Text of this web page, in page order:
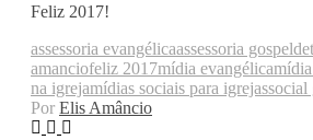
Feliz 2017!
assessoria evangélicaassessoria gospel
amanciofeliz 2017mídia evangélica
na igrejamídias sociais para igrejassocial
Por Elis Amâncio